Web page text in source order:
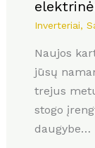
Inverteriai,
Naujos
jūsų
trejus
stogo
daugybe…